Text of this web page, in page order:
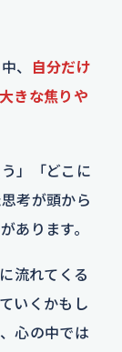
、
自分だけ
きな焦りや
」「どこに
考が頭から
あります。
流れてくる
いくかもし
心の中では